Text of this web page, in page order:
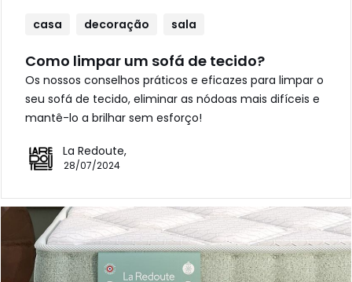
casa decoração sala
Como limpar um sofá de tecido?
Os nossos conselhos práticos e eficazes para limpar o
seu sofá de tecido, eliminar as nódoas mais difíceis e
mantê-lo a brilhar sem esforço!
La Redoute,
28/07/2024